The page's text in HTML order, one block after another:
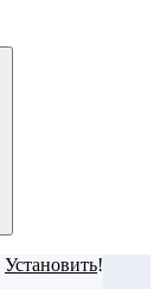
Установить!